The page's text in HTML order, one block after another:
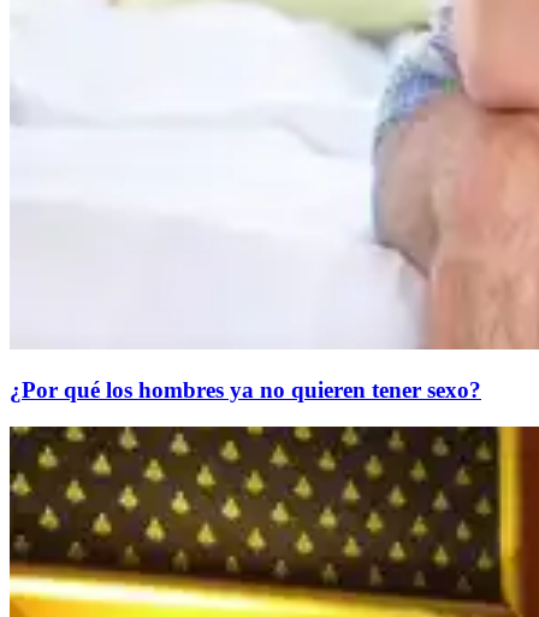
¿Por qué los hombres ya no quieren tener sexo?